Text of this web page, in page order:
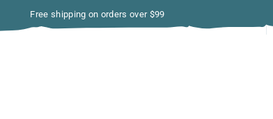
Free shipping on orders over $99